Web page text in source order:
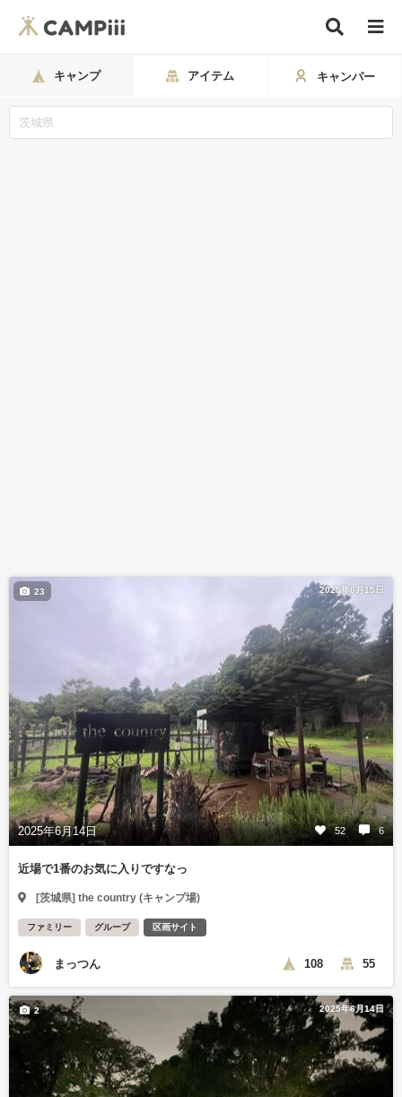
キャンプ アイテム キャンパー
2025年6月15日
2025年6月14日 52 6
23
近場で1番のお気に入りですなっ
[茨城県] the country (キャンプ場)
ファミリー グループ 区画サイト
まっつん 108 55
2025年6月14日
2